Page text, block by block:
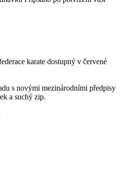
karate dostupný v červené
s novými mezinárodními předpisy
a suchý zip.